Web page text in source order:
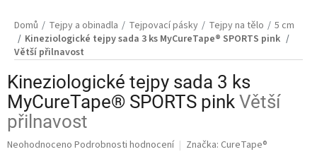
Domů Tejpy a obinadla Tejpovací pásky Tejpy na tělo
5 cm
Kineziologické tejpy sada 3 ks MyCureTape® SPORTS pink
Větší přilnavost
Kineziologické tejpy sada 3 ks
MyCureTape® SPORTS pink Větší
přilnavost
Průměrné
Neohodnoceno Podrobnosti hodnocení Značka: CureTape®